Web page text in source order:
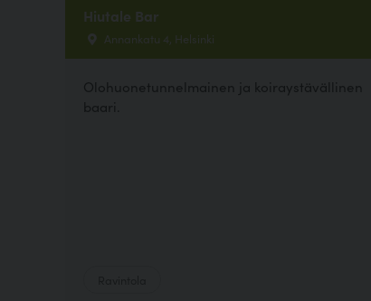
Hiutale Bar
Annankatu 4, Helsinki
Olohuonetunnelmainen ja koiraystävällinen
baari.